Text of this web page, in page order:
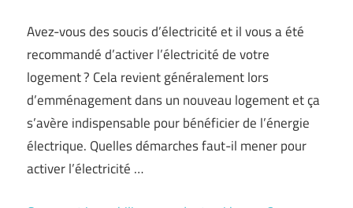
Avez-vous des soucis d’électricité et il vous a été
recommandé d’activer l’électricité de votre
logement ? Cela revient généralement lors
d’emménagement dans un nouveau logement et ça
s’avère indispensable pour bénéficier de l’énergie
électrique. Quelles démarches faut-il mener pour
activer l’électricité …